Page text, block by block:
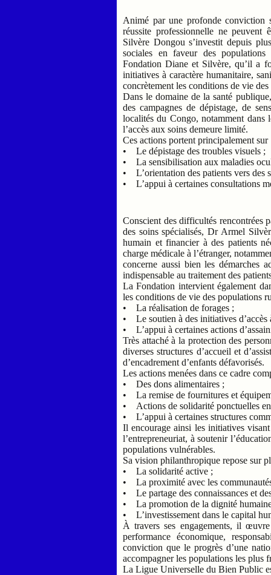
Animé par une profonde conviction
réussite professionnelle ne
Silvère Dongou s’investit depuis
sociales en faveur des
Fondation Diane et Silvère, qu’il a
initiatives à caractère humanitaire,
concrètement les conditions de vie
Dans le domaine de la santé
des campagnes de dépistage, de
localités du Congo, notamment dans
l’accès aux soins demeure limité.
Ces actions portent principalement sur
• Le dépistage des troubles visuels ;
• La sensibilisation aux maladies
• L’orientation des patients vers des
• L’appui à certaines consultations
Conscient des difficultés rencontrées
des soins spécialisés, Dr Armel
humain et financier à des patients
charge médicale à l’étranger,
concerne aussi bien les démarches
indispensable au traitement des
La Fondation intervient également
les conditions de vie des populations
• La réalisation de forages ;
• Le soutien à des initiatives d’accès
• L’appui à certaines actions
Très attaché à la protection des
diverses structures d’accueil et
d’encadrement d’enfants défavorisés.
Les actions menées dans ce cadre
• Des dons alimentaires ;
• La remise de fournitures et
• Actions de solidarité ponctuelles
• L’appui à certaines structures
Il encourage ainsi les initiatives
l’entrepreneuriat, à soutenir
populations vulnérables.
Sa vision philanthropique repose sur
• La solidarité active ;
• La proximité avec les
• Le partage des connaissances et
• La promotion de la dignité
• L’investissement dans le capital
À travers ses engagements, il
performance économique,
conviction que le progrès d’une
accompagner les populations les plus
La Ligue Universelle du Bien Public